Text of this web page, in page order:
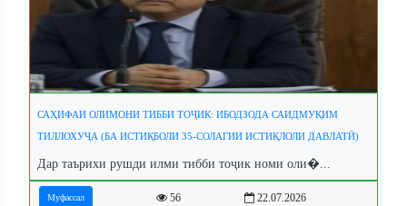
САҲИФАИ ОЛИМОНИ ТИББИ ТОҶИК: ИБОДЗОДА САИДМУҚИМ
ТИЛЛОХУҶА (БА ИСТИҚБОЛИ 35-СОЛАГИИ ИСТИҚЛОЛИ ДАВЛАТӢ)
Дар таърихи рушди илми тибби тоҷик номи оли�...
Муфассал 56 22.07.2026